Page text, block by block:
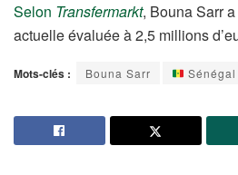
Selon Transfermarkt, Bouna Sarr
actuelle évaluée à 2,5 millions
Mots-clés : Bouna Sarr Sénégal